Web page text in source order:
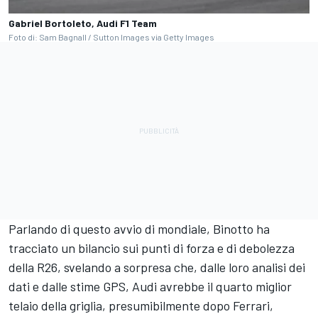
Gabriel Bortoleto, Audi F1 Team
Foto di: Sam Bagnall / Sutton Images via Getty Images
Parlando di questo avvio di mondiale, Binotto ha
tracciato un bilancio sui punti di forza e di debolezza
della R26, svelando a sorpresa che, dalle loro analisi dei
dati e dalle stime GPS, Audi avrebbe il quarto miglior
telaio della griglia, presumibilmente dopo Ferrari,